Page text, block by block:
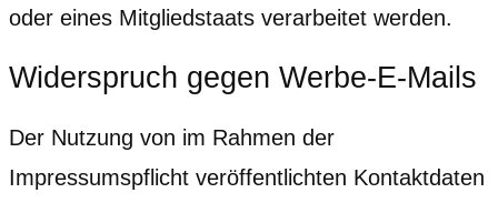
oder eines Mitgliedstaats verarbeitet werden.
Widerspruch gegen Werbe-E-Mails
Der Nutzung von im Rahmen der
Impressumspflicht veröffentlichten Kontaktdaten